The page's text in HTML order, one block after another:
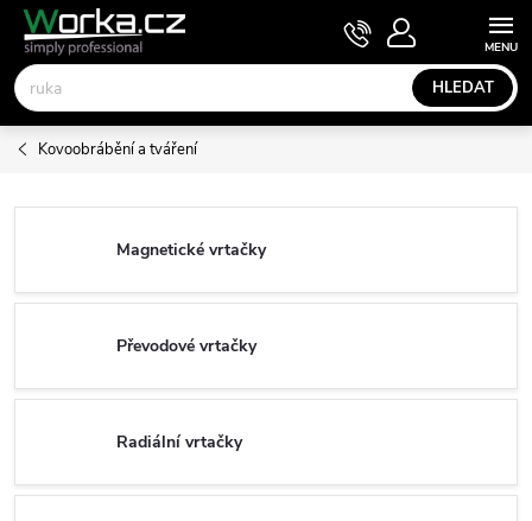
Přejít
obsah
HLEDAT
NÁKUPNÍ
KOŠÍK
Kovoobrábění a tváření
Magnetické vrtačky
Převodové vrtačky
Radiální vrtačky